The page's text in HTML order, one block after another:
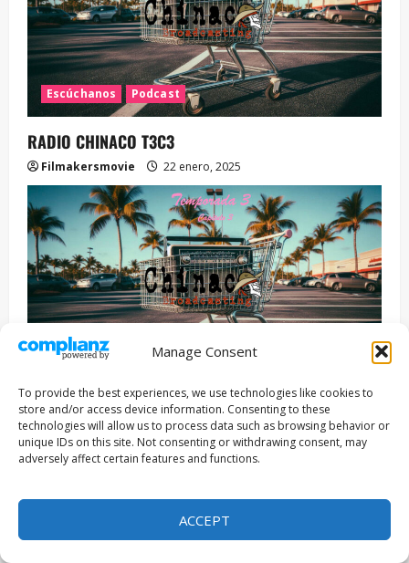
Manage Consent
To provide the best experiences, we use technologies like cookies to
store and/or access device information. Consenting to these
technologies will allow us to process data such as browsing behavior or
unique IDs on this site. Not consenting or withdrawing consent, may
adversely affect certain features and functions.
ACCEPT
Escúchanos Podcast
RADIO CHINACO T3C3
Filmakersmovie 22 enero, 2025
¡Bienvenidos a Radio Chinaco Broadcasting!
Conducido por: Perla Atanacio & Andrés Palma
Buratta
Podcast dedicado al cine, sus realizadores y
protagonistas, difusión de festivales,